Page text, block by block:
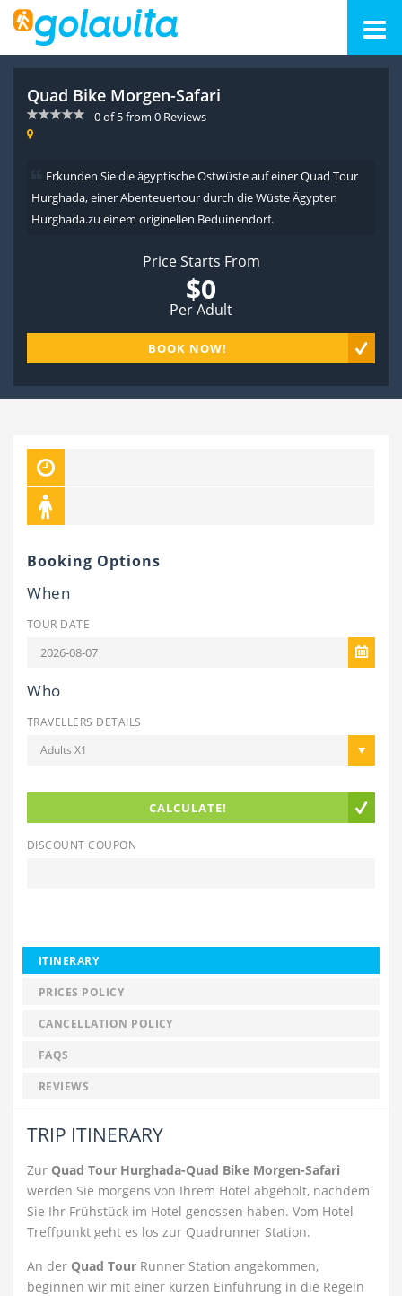
Quad Bike Morgen-Safari
0of5from 0 Reviews
Erkunden Sie die ägyptische Ostwüste auf einer Quad Tour
Hurghada, einer Abenteuertour durch die Wüste Ägypten
Hurghada.zu einem originellen Beduinendorf.
Price Starts From
$0
Per Adult
BOOK NOW!
Booking Options
When
TOUR DATE
Who
TRAVELLERS DETAILS
Adults X1
CALCULATE!
DISCOUNT COUPON
ITINERARY
PRICES POLICY
CANCELLATION POLICY
FAQS
REVIEWS
TRIP ITINERARY
Zur Quad Tour Hurghada-Quad Bike Morgen-Safari
werden Sie morgens von Ihrem Hotel abgeholt, nachdem
Sie Ihr Frühstück im Hotel genossen haben. Vom Hotel
Treffpunkt geht es los zur Quadrunner Station.
An der Quad Tour Runner Station angekommen,
beginnen wir mit einer kurzen Einführung in die Regeln